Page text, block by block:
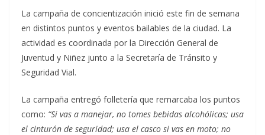
La campaña de concientización inició este fin de semana
en distintos puntos y eventos bailables de la ciudad. La
actividad es coordinada por la Dirección General de
Juventud y Niñez junto a la Secretaría de Tránsito y
Seguridad Vial.
La campaña entregó folletería que remarcaba los puntos
como: “Si vas a manejar, no tomes bebidas alcohólicas; usa
el cinturón de seguridad; usa el casco si vas en moto; no